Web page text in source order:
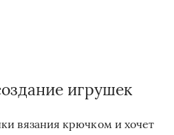
игрушек
вязания крючком и хочет